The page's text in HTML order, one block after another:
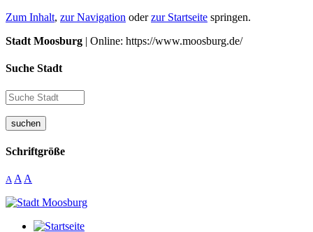
Zum Inhalt, zur Navigation oderzur Startseite springen.
Stadt Moosburg | Online: https://www.moosburg.de/
Suche Stadt
suchen
Schriftgröße
A A A